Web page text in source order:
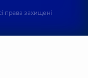
права захищені